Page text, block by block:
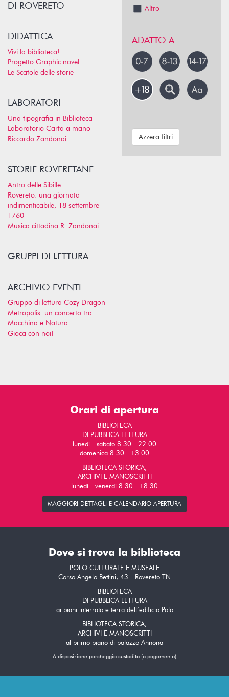
DI ROVERETO
DIDATTICA
Vivi la biblioteca!
Progetto Graphic novel
Le Scatole delle storie
LABORATORI
Una tipografia in Biblioteca
Laboratorio Carta a mano
Riccardo Zandonai
STORIE ROVERETANE
Antro delle Sibille
Rovereto: una giornata
indimenticabile, 18 settembre
1760
Musica cittadina R. Zandonai
GRUPPI DI LETTURA
ARCHIVIO EVENTI
Gruppo di lettura Cozy Dragon
Metropolis: un concerto tra
Macchina e Natura
Gioca con noi!
Altro
ADATTO A
Azzera filtri
Orari di apertura
BIBLIOTECA
DI PUBBLICA LETTURA
lunedì - sabato 8.30 - 22.00
domenica 8.30 - 13.00
BIBLIOTECA STORICA,
ARCHIVI E MANOSCRITTI
lunedì - venerdì 8.30 - 18.30
MAGGIORI DETTAGLI E CALENDARIO APERTURA
Dove si trova la biblioteca
POLO CULTURALE E MUSEALE
Corso Angelo Bettini, 43 - Rovereto TN
BIBLIOTECA
DI PUBBLICA LETTURA
ai piani interrato e terra dell’edificio Polo
BIBLIOTECA STORICA,
ARCHIVI E MANOSCRITTI
al primo piano di palazzo Annona
A disposizione parcheggio custodito (a pagamento)